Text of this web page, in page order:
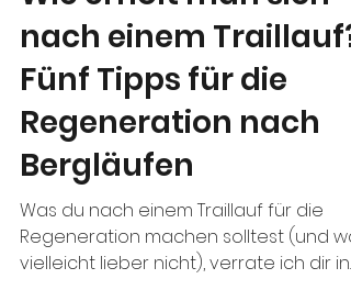
14. Sept. 2025
Wettkämpfe und Läufe
Wie erholt man sich
nach einem Traillauf?
Fünf Tipps für die